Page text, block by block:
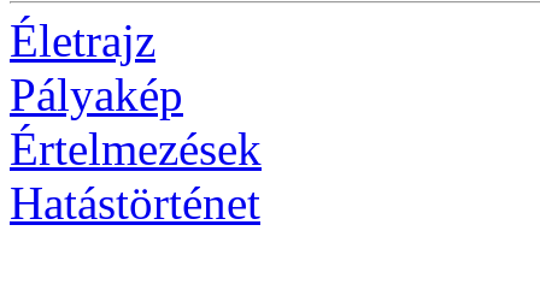
Életrajz
Pályakép
Értelmezések
Hatástörténet